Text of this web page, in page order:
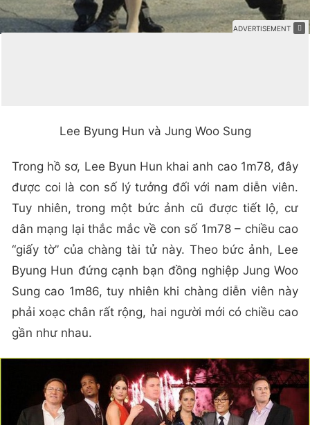
Lee Byung Hun và Jung Woo Sung
Trong hồ sơ, Lee Byun Hun khai anh cao 1m78, đây
được coi là con số lý tưởng đối với nam diễn viên.
Tuy nhiên, trong một bức ảnh cũ được tiết lộ, cư
dân mạng lại thắc mắc về con số 1m78 – chiều cao
“giấy tờ” của chàng tài tử này. Theo bức ảnh, Lee
Byung Hun đứng cạnh bạn đồng nghiệp Jung Woo
Sung cao 1m86, tuy nhiên khi chàng diễn viên này
phải xoạc chân rất rộng, hai người mới có chiều cao
gần như nhau.